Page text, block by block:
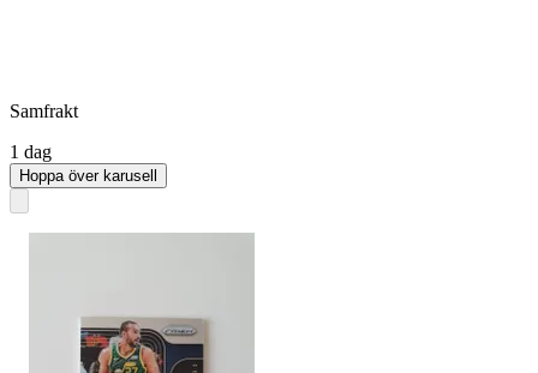
Samfrakt
1 dag
Hoppa över karusell